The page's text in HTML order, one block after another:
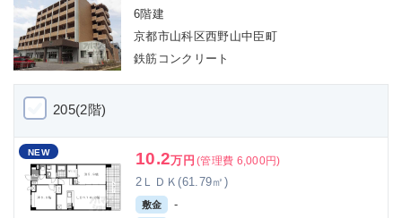
6階建
京都市山科区西野山中臣町
鉄筋コンクリート
205(2階)
NEW 10.2万円 (管理費 6,000円)
2ＬＤＫ(61.79㎡)
敷金 -